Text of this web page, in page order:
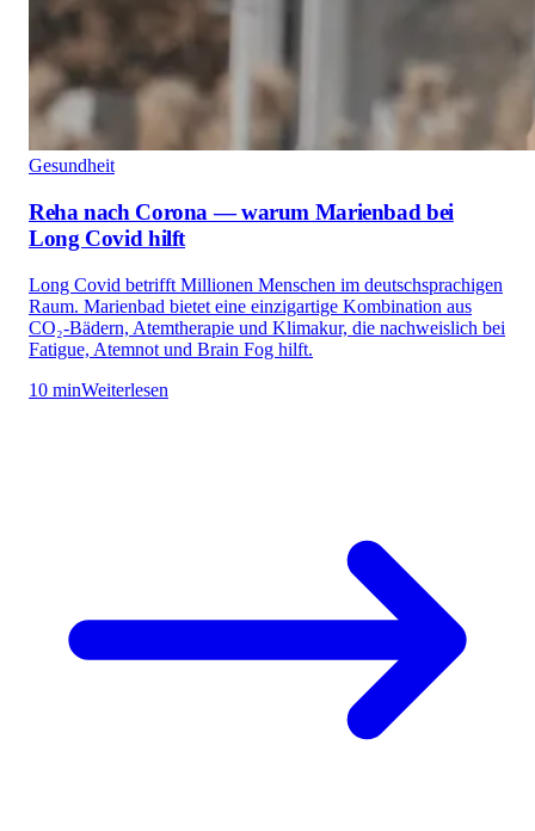
Gesundheit
Reha nach Corona — warum Marienbad bei
Long Covid hilft
Long Covid betrifft Millionen Menschen im deutschsprachigen
Raum. Marienbad bietet eine einzigartige Kombination aus
CO₂-Bädern, Atemtherapie und Klimakur, die nachweislich bei
Fatigue, Atemnot und Brain Fog hilft.
10 minWeiterlesen